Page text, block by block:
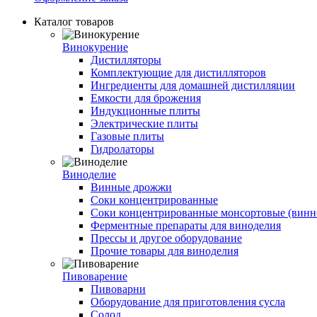
Каталог товаров
Винокурение
Дистилляторы
Комплектующие для дистилляторов
Ингредиенты для домашней дистилляции
Емкости для брожения
Индукционные плиты
Электрические плиты
Газовые плиты
Гидролаторы
Виноделие
Винные дрожжи
Соки концентрированные
Соки концентрированные монсортовые
Ферментные препараты для виноделия
Прессы и другое оборудование
Прочие товары для виноделия
Пивоварение
Пивоварни
Оборудование для приготовления сусла
Солод